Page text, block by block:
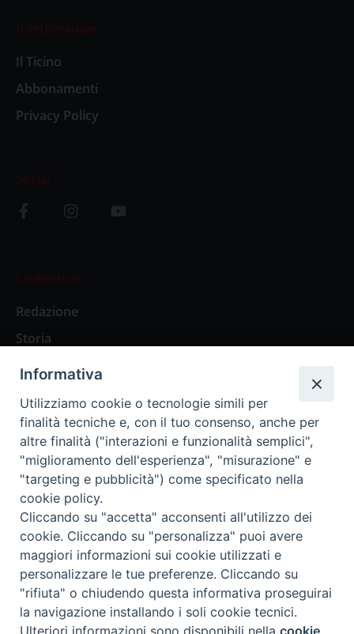
Il settimanale
Il Ticino
Abbonamenti
Privacy Policy
Social
L’editoriale
Redazione
Storia
Abbonamenti
Abbonamento Annuale Digitale
Abbonamento Annuale Cartaceo
Abbonamento Singola Copia Digitale
Redazione: Pavia, Piazza Duomo 11 - tel. 0382.24736 -
amministrazione@ilticino.it - repossi@ilticino.it - P.
IVA: 00213430184
Informativa
Utilizziamo cookie o tecnologie simili per
finalità tecniche e, con il tuo consenso, anche per
altre finalità ("interazioni e funzionalità semplici",
"miglioramento dell'esperienza", "misurazione" e
"targeting e pubblicità") come specificato nella
cookie policy.
Cliccando su "accetta" acconsenti all'utilizzo dei
cookie. Cliccando su "personalizza" puoi avere
maggiori informazioni sui cookie utilizzati e
personalizzare le tue preferenze. Cliccando su
"rifiuta" o chiudendo questa informativa proseguirai
la navigazione installando i soli cookie tecnici.